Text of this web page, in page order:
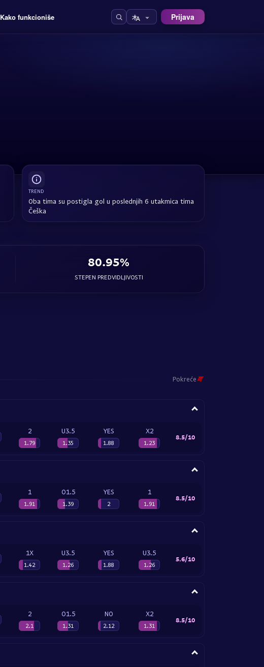
Kako funkcioniše Prijava
TREND
Oba tima su postigla gol u poslednjih 6 utakmica tima
Češka
80.95%
STEPEN PREDVIDLJIVOSTI
Pokreće
2
1.79
U3.5
1.35
YES
1.88
X2
1.23
8.5/10
1
1.91
O1.5
1.39
YES
2
1
1.91
8.5/10
1X
1.42
U3.5
1.26
YES
1.88
U3.5
1.26
5.6/10
2
2.1
O1.5
1.31
NO
2.12
X2
1.31
8.5/10